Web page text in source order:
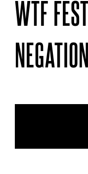
WTF